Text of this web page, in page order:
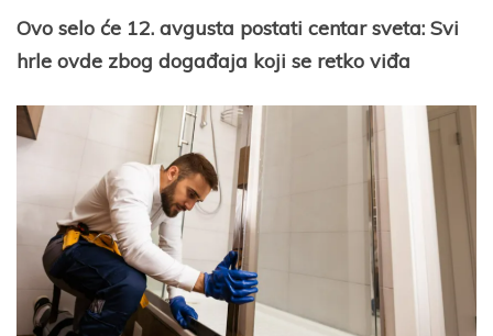
Ovo selo će 12. avgusta postati centar sveta: Svi
hrle ovde zbog događaja koji se retko viđa